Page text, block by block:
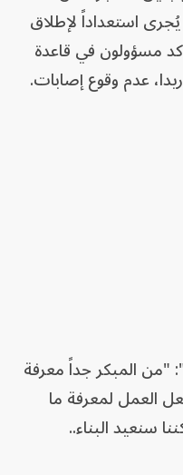
استعداداً لإطلاق
مسؤولون في قاعدة
عدم وقوع إصابات.
المبكر جداً معرفة
العمل لمعرفة ما
سنعيد البناء..